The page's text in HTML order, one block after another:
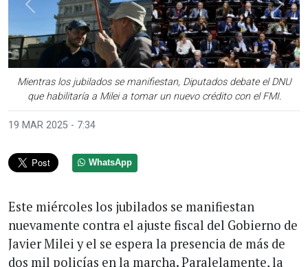
Mientras los jubilados se manifiestan, Diputados debate el DNU
que habilitaría a Milei a tomar un nuevo crédito con el FMI.
Anterior
19 MAR 2025 - 7:34
WhatsApp
Este miércoles los jubilados se manifiestan
nuevamente contra el ajuste fiscal del Gobierno de
Javier Milei y el se espera la presencia de más de
dos mil policías en la marcha. Paralelamente, la